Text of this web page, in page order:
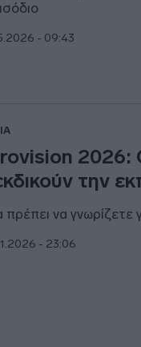
- 09:43
2026:
την
να γνωρίζετε
- 23:06